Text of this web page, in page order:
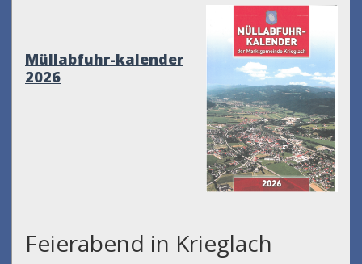
Müllabfuhr-kalender
2026
Feierabend in Krieglach